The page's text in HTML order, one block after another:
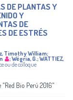
DE PLANTAS Y
Y
DE
DE ESTRÉS
Timothy William;
;Wégria, G.;WATTIEZ,
ou de colloque
Bio Perú 2016"